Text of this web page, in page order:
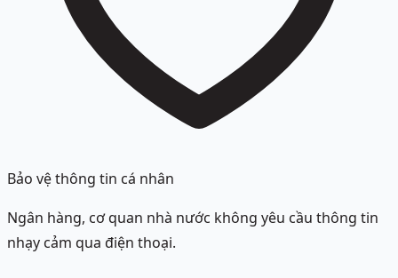
Bảo vệ thông tin cá nhân
Ngân hàng, cơ quan nhà nước không yêu cầu thông tin
nhạy cảm qua điện thoại.